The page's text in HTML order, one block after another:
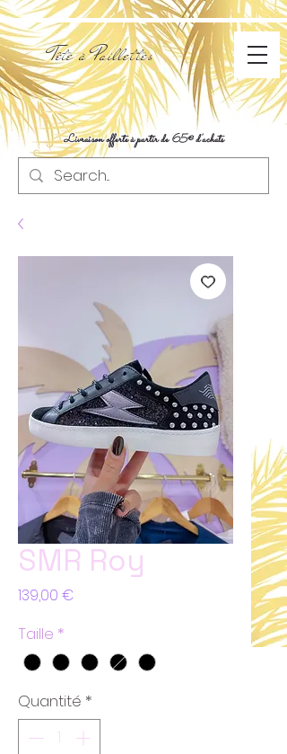
Tête à Paillettes
Livraison offerte à partir de 65€ d'achats
SMR Roy
139,00 €
Taille *
Quantité *